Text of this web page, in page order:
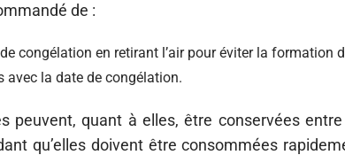
de :
congélation en retirant l’air pour éviter la formation
avec la date de congélation.
peuvent, quant à elles, être conservées
qu’elles doivent être consommées